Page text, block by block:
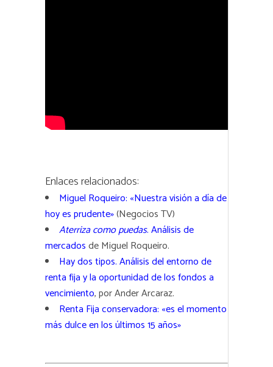
Enlaces relacionados:
Miguel Roqueiro: «Nuestra visión a día de
hoy es prudente»(Negocios TV)
Aterriza como puedas. Análisis de
mercadosde Miguel Roqueiro.
Hay dos tipos. Análisis del entorno de
renta fija y la oportunidad de los fondos a
vencimiento, por Ander Arcaraz.
Renta Fija conservadora: «es el momento
más dulce en los últimos 15 años»